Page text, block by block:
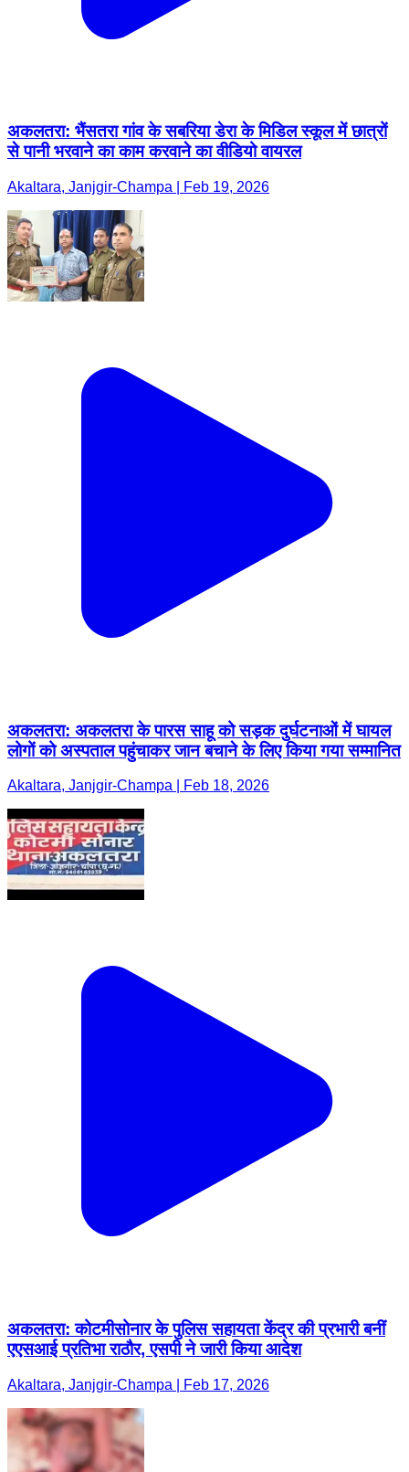
अकलतरा: भैंसतरा गांव के सबरिया डेरा के मिडिल स्कूल में छात्रों
से पानी भरवाने का काम करवाने का वीडियो वायरल
Akaltara, Janjgir-Champa | Feb 19, 2026
अकलतरा: अकलतरा के पारस साहू को सड़क दुर्घटनाओं में घायल
लोगों को अस्पताल पहुंचाकर जान बचाने के लिए किया गया सम्मानित
Akaltara, Janjgir-Champa | Feb 18, 2026
अकलतरा: कोटमीसोनार के पुलिस सहायता केंद्र की प्रभारी बनीं
एएसआई प्रतिभा राठौर, एसपी ने जारी किया आदेश
Akaltara, Janjgir-Champa | Feb 17, 2026